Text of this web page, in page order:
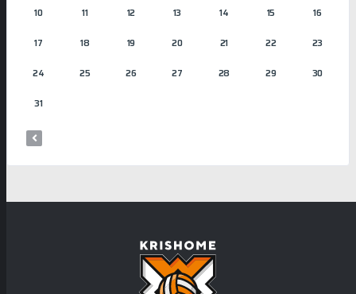
10 11 12 13 14 15 16
17 18 19 20 21 22 23
24 25 26 27 28 29 30
31